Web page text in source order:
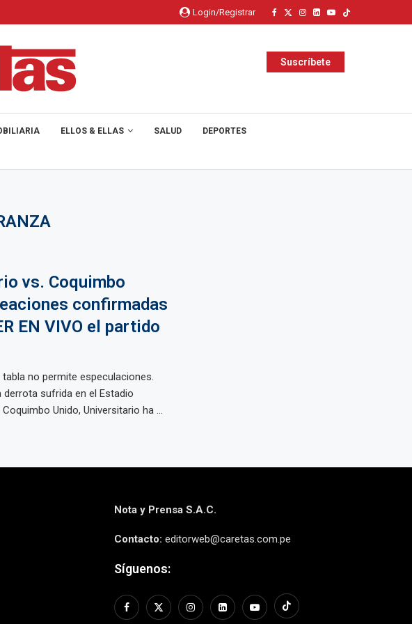
Login/Registrar
Suscríbete
ELLOS & ELLAS SALUD DEPORTES
vs. Coquimbo
confirmadas
EN VIVO el partido
no permite especulaciones.
derrota sufrida en el Estadio
Unido, Universitario ha ...
Nota y Prensa S.A.C.
Contacto: editorweb@caretas.com.pe
Síguenos: